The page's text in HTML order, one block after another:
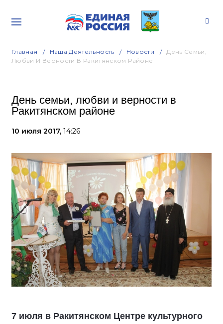
Главная Наша Деятельность Новости
День Семьи,
Любви И Верности В Ракитянском Районе
День семьи, любви и верности в
Ракитянском районе
10 июля 2017, 14:26
7 июля в Ракитянском Центре культурного